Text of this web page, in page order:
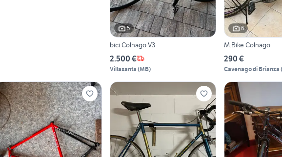
5
bici Colnago V3
2.500 €
Villasanta (MB)
6
M.Bike Colnago
290 €
Cavenago di Brianza